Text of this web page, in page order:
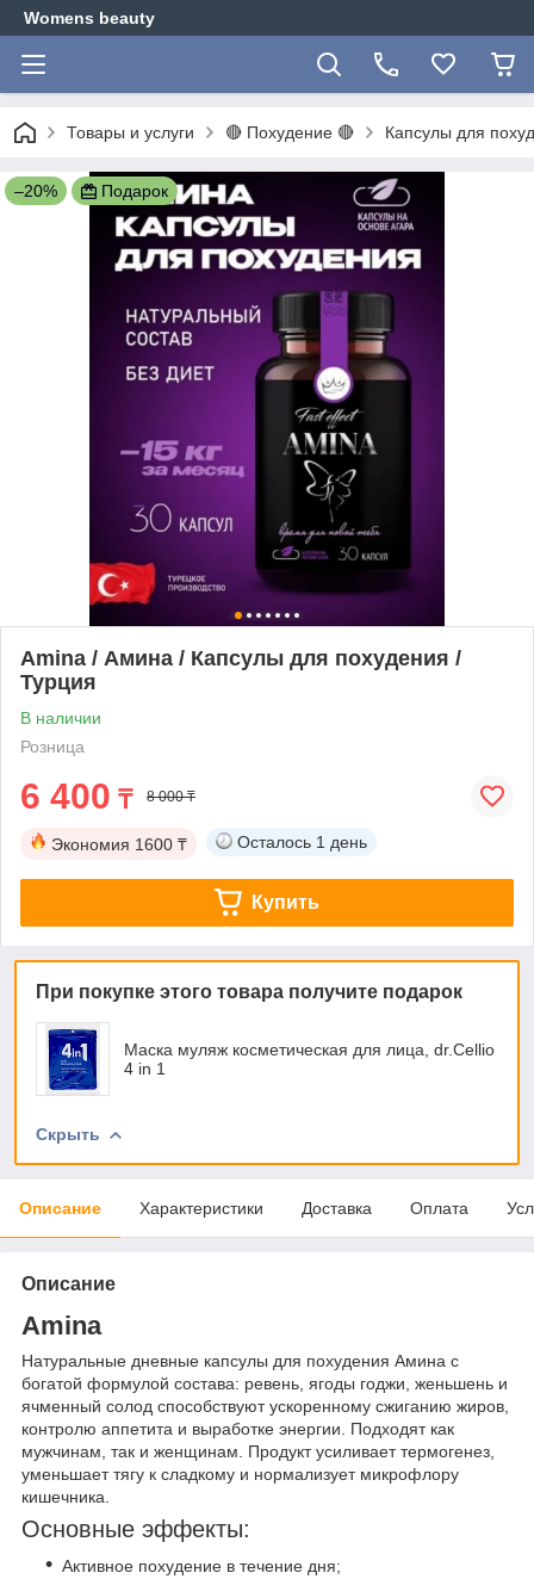
Womens beauty
Товары и услуги 🔴 Похудение 🔴 Капсулы для
–20% Подарок
Amina / Амина / Капсулы для похудения /
Турция
В наличии
Розница
6 400 ₸ 8 000 ₸
Экономия 1600 ₸ Осталось 1 день
Купить
При покупке этого товара получите подарок
Маска муляж косметическая для лица, dr.Cellio
4 in 1
Скрыть
Описание Характеристики Доставка Оплата
Описание
Amina
Натуральные дневные капсулы для похудения Амина с
богатой формулой состава: ревень, ягоды годжи, женьшень и
ячменный солод способствуют ускоренному сжиганию жиров,
контролю аппетита и выработке энергии. Подходят как
мужчинам, так и женщинам. Продукт усиливает термогенез,
уменьшает тягу к сладкому и нормализует микрофлору
кишечника.
Основные эффекты:
Активное похудение в течение дня;